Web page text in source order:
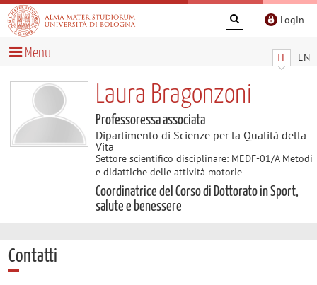
Login
IT EN
Menu
Laura Bragonzoni
Professoressa associata
Dipartimento di Scienze per la Qualità della
Vita
Settore scientifico disciplinare: MEDF-01/A Metodi
e didattiche delle attività motorie
Coordinatrice del Corso di Dottorato in Sport,
salute e benessere
Contatti